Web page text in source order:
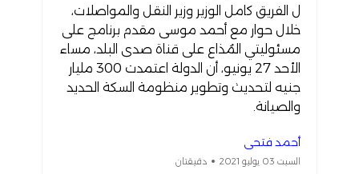
ل الفريق كامل الوزير وزير النقل والمواصلات،
خلال حوار مع أحمد موسى مقدم برنامج على
مسئوليتي المُذاع على قناة صدى البلد، مساء
الأحد 27 يونيو، أن الدولة اعتمدت 300 مليار
جنيه لتحديث وتطوير منظومة السكة الحديد
والصيانة.
أحمد فتحي
السبت 03 يوليو 2021 دقيقتان